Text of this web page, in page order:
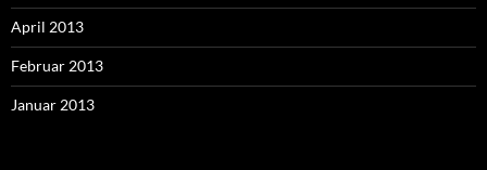
April 2013
Februar 2013
Januar 2013